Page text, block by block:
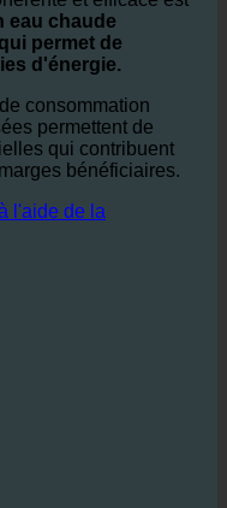
et de la
et efficace est
eau chaude
permet de
d'énergie.
consommation
permettent de
qui contribuent
bénéficiaires.